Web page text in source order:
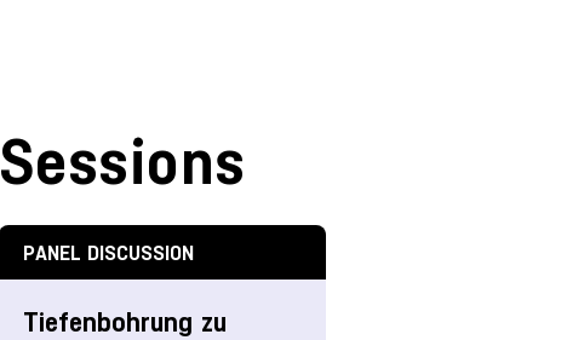
Sessions
PANEL DISCUSSION
Tiefenbohrung zu